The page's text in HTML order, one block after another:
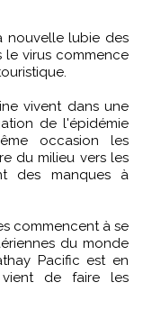
le virus commence
vivent dans une
de l'épidémie
occasion les
du milieu vers les
des manques à
commencent à se
du monde
Pacific est en
vient de faire les